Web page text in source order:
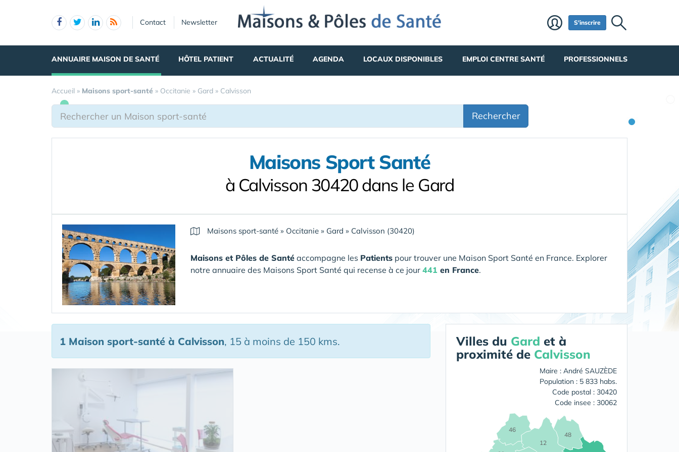
Contact Newsletter S'inscrire
ANNUAIRE MAISON DE SANTÉ HÔTEL PATIENT ACTUALITÉ AGENDA LOCAUX DISPONIBLES EMPLOI CENTRE SANTÉ PROFESSIONNELS
Accueil » Maisons sport-santé » Occitanie » Gard » Calvisson
Rechercher
Maisons Sport Santé
à Calvisson 30420 dans le Gard
Maisons sport-santé » Occitanie » Gard » Calvisson (30420)
Maisons et Pôles de Santé accompagne les Patients pour trouver une Maison Sport Santé en France. Explorer
notre annuaire des Maisons Sport Santé qui recense à ce jour 441 en France.
1 Maison sport-santé à Calvisson, 15 à moins de 150 kms. Villes du Gard et à
proximité de Calvisson
Maire : André SAUZÈDE
Population : 5 833 habs.
Code postal : 30420
Code insee : 30062
12
46
48